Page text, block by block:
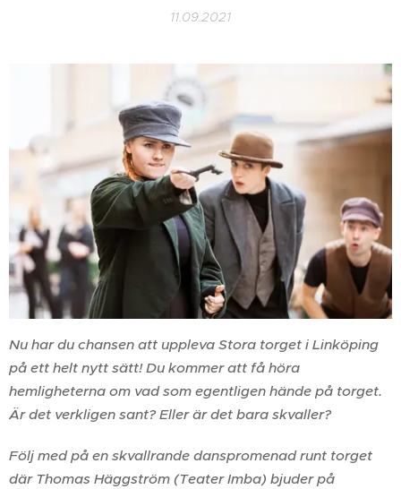
11.09.2021
Nu har du chansen att uppleva Stora torget i Linköping
på ett helt nytt sätt! Du kommer att få höra
hemligheterna om vad som egentligen hände på torget.
Är det verkligen sant? Eller är det bara skvaller?
Följ med på en skvallrande danspromenad runt torget
där Thomas Häggström (Teater Imba) bjuder på